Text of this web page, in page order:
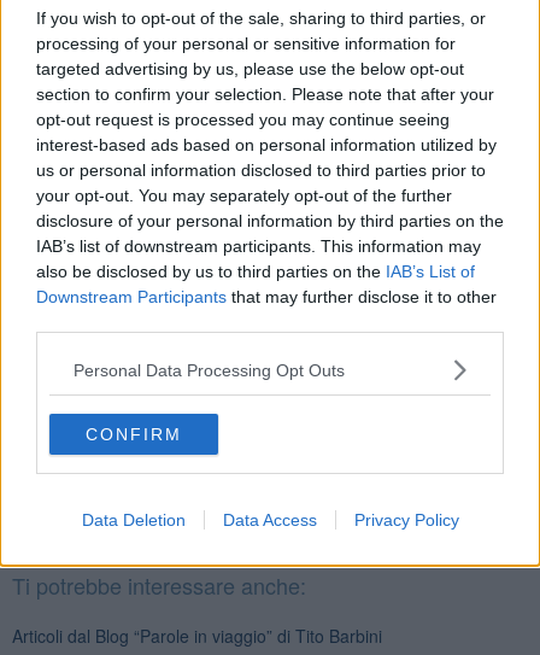
If you wish to opt-out of the sale, sharing to third parties, or
processing of your personal or sensitive information for
targeted advertising by us, please use the below opt-out
section to confirm your selection. Please note that after your
opt-out request is processed you may continue seeing
interest-based ads based on personal information utilized by
us or personal information disclosed to third parties prior to
your opt-out. You may separately opt-out of the further
disclosure of your personal information by third parties on the
IAB’s list of downstream participants. This information may
also be disclosed by us to third parties on the IAB’s List of
Downstream Participants that may further disclose it to other
Personal Data Processing Opt Outs
CONFIRM
Data Deletion Data Access Privacy Policy
inventato un personale bisogno di espiazione e ho continuato a
salire.
Da ateo impenitente, ma con un grande rispetto per il sentimento
religioso, ho espiato le colpe (non solo mie e non le peggiori) di una
sinistra incapace di salire un solo gradino, che ha consegnato,
assieme al cosiddetto centro, il Paese a questa destra pessima e
illiberale. E non solo.
Ma poi mi sono chiesto: che c’entra questo con la bellezza che sto
ammirando ? In fondo intorno a me c’è il mare, le grand blu di
Besson e mi fa stare meglio.
Tito Barbini
alle 20:00 direttamente nella tua casella di posta.
Ti potrebbe interessare anche:
Articoli dal Blog “Parole in viaggio” di Tito Barbini